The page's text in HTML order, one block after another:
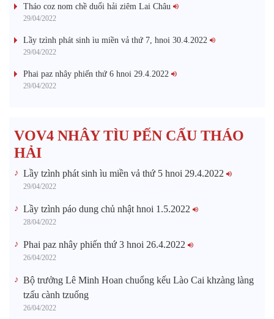
Tháo coz nom chề duổi hải ziêm Lai Châu
29/04/2022
Lầy tzình phát sinh ìu miền vả thứ 7, hnoi 30.4.2022
29/04/2022
Phai paz nhây phiến thứ 6 hnoi 29.4.2022
29/04/2022
VOV4 NHÂY TÌU PẾN CẤU THÁO
HẢI
Lầy tzình phát sinh ìu miền vả thứ 5 hnoi 29.4.2022
29/04/2022
Lầy tzình páo dung chủ nhật hnoi 1.5.2022
28/04/2022
Phai paz nhây phiến thứ 3 hnoi 26.4.2022
26/04/2022
Bộ trưởng Lê Minh Hoan chuổng kếu Lào Cai khzàng làng
tzấu cành tzuống​
26/04/2022